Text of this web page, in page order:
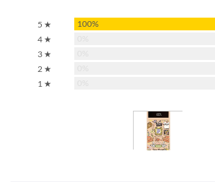
5 ★ 100%
4 ★
3 ★
2 ★
1 ★